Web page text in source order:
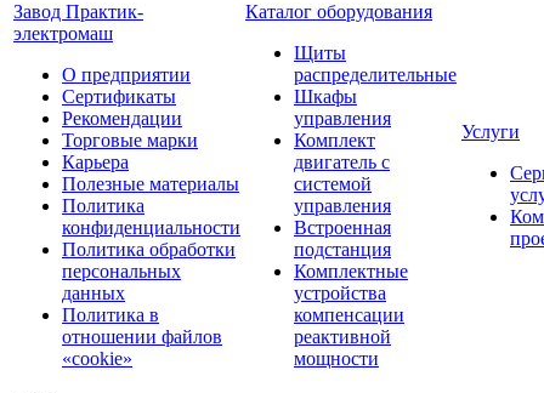
Завод Практик-
электромаш
О предприятии
Сертификаты
Рекомендации
Торговые марки
Карьера
Полезные материалы
Политика
конфиденциальности
Политика обработки
персональных
данных
Политика в
отношении файлов
«cookie»
Каталог оборудования
Щиты
распределительные
Шкафы
управления
Комплект
двигатель с
системой
управления
Встроенная
подстанция
Комплектные
устройства
компенсации
реактивной
мощности
Услуги